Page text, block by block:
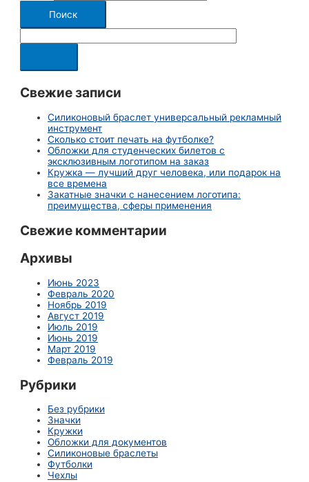
Свежие записи
Силиконовый браслет универсальный рекламный
инструмент
Сколько стоит печать на футболке?
Обложки для студенческих билетов с
эксклюзивным логотипом на заказ
Кружка — лучший друг человека, или подарок на
все времена
Закатные значки с нанесением логотипа:
преимущества, сферы применения
Свежие комментарии
Архивы
Июнь 2023
Февраль 2020
Ноябрь 2019
Август 2019
Июль 2019
Июнь 2019
Март 2019
Февраль 2019
Рубрики
Без рубрики
Значки
Кружки
Обложки для документов
Силиконовые браслеты
Футболки
Чехлы